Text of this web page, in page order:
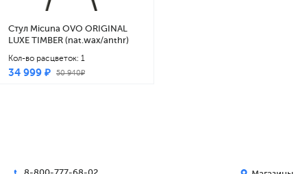
Стул Micuna OVO ORIGINAL
LUXE TIMBER (nat.wax/anthr)
CP-1821 anthr grey
Кол-во расцветок: 1
34 999 ₽ 50 940₽